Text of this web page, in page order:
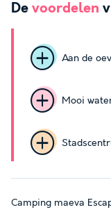
De voordelen
Aan de
Mooi
Camping maeva